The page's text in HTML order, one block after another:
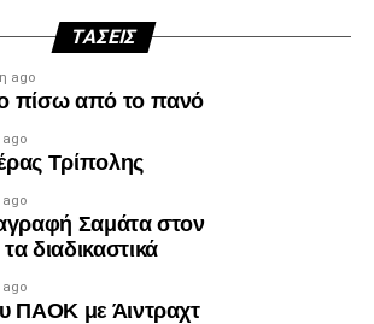
ΤΆΣΕΙΣ
ago
πίσω από το πανό
ago
Τρίπολης
ago
Σαμάτα στον
διαδικαστικά
ago
ΠΑΟΚ με Άιντραχτ